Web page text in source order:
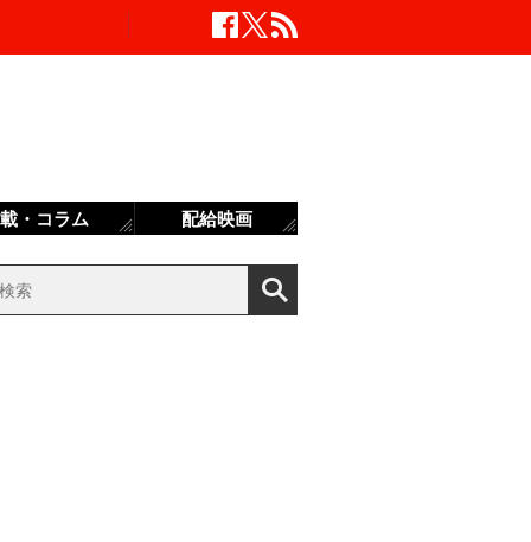
・コラム 配給映画